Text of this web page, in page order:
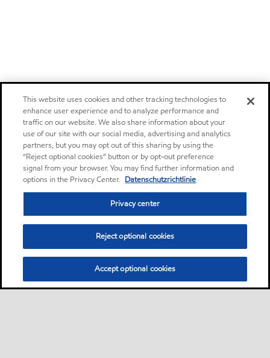
This website uses cookies and other tracking technologies to
enhance user experience and to analyze performance and
traffic on our website. We also share information about your
use of our site with our social media, advertising and analytics
partners, but you may opt out of this sharing by using the
“Reject optional cookies” button or by opt-out preference
signal from your browser. You may find further information and
options in the Privacy Center. Datenschutzrichtlinie
Privacy center
Reject optional cookies
Accept optional cookies